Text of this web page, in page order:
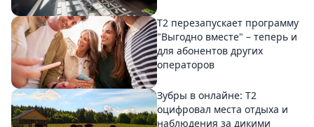
Т2 перезапускает программу
"Выгодно вместе" – теперь и
для абонентов других
операторов
Зубры в онлайне: Т2
оцифровал места отдыха и
наблюдения за дикими